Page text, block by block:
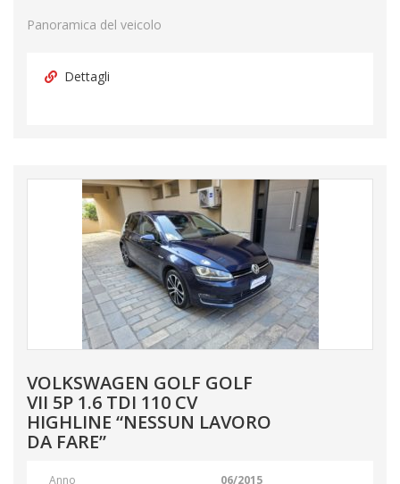
Panoramica del veicolo
Dettagli
VOLKSWAGEN GOLF GOLF
VII 5P 1.6 TDI 110 CV
HIGHLINE “NESSUN LAVORO
DA FARE”
Anno 06/2015